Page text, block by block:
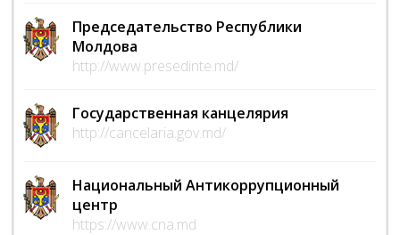
Председательство Республики
Молдова
http://www.presedinte.md/
Государственная канцелярия
http://cancelaria.gov.md/
Национальный Антикоррупционный
центр
https://www.cna.md